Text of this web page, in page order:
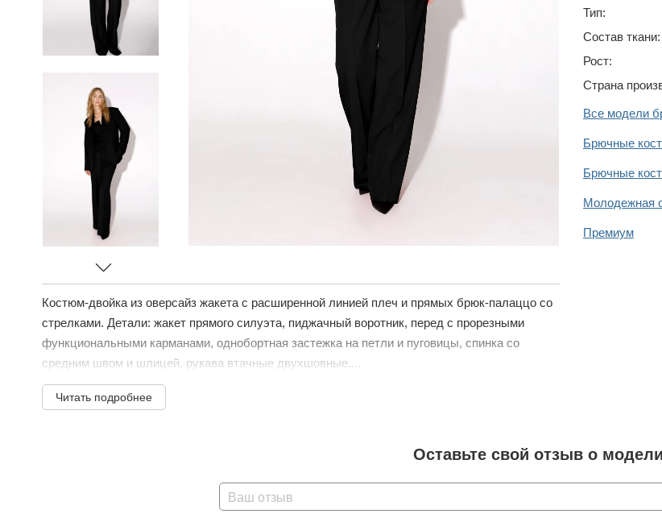
Костюм-двойка из оверсайз жакета с расширенной линией плеч и прямых брюк-палаццо со
стрелками. Детали: жакет прямого силуэта, пиджачный воротник, перед с прорезными
функциональными карманами, однобортная застежка на петли и пуговицы, спинка со
средним швом и шлицей, рукава втачные двухшовные,...
Читать подробнее
Тип:
Состав ткани:
Рост:
Страна
Все модели
Брючные
Брючные
Молодежная
Премиум
Оставьте свой отзыв о
Ваш отзыв